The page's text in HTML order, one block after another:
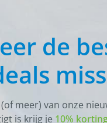
de
meer) van onze
is krijg je 10%